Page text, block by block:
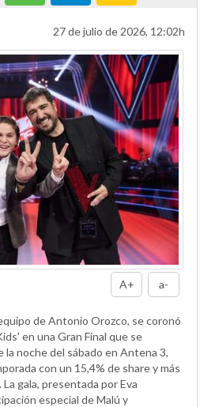
27 de julio de 2026, 12:02h
A+ a-
de Antonio Orozco, se coronó
en una Gran Final que se
noche del sábado en Antena 3,
con un 15,4% de share y más
gala, presentada por Eva
especial de Malú y